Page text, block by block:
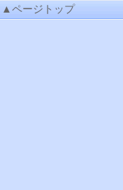
▲ページトップ